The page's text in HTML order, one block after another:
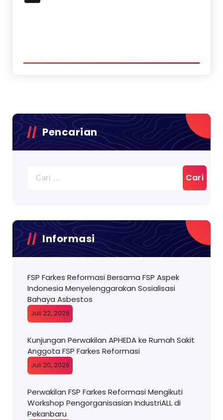
Pencarian
untuk:
Informasi
FSP Farkes Reformasi Bersama FSP Aspek
Indonesia Menyelenggarakan Sosialisasi
Bahaya Asbestos
Juli 22, 2026
Kunjungan Perwakilan APHEDA ke Rumah Sakit
Anggota FSP Farkes Reformasi
Juli 20, 2026
Perwakilan FSP Farkes Reformasi Mengikuti
Workshop Pengorganisasian IndustriALL di
Pekanbaru